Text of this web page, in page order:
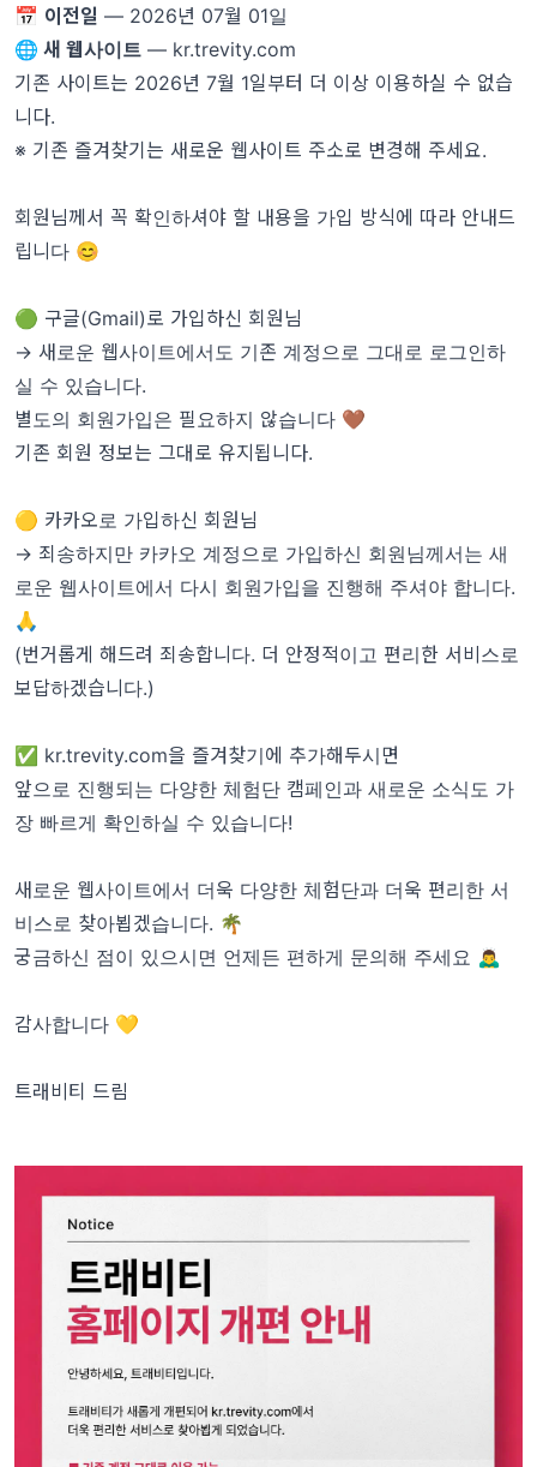
📅 이전일 — 2026년 07월 01일
🌐 새 웹사이트 — kr.trevity.com
기존 사이트는 2026년 7월 1일부터 더 이상 이용하실 수 없습
니다.
※ 기존 즐겨찾기는 새로운 웹사이트 주소로 변경해 주세요.
회원님께서 꼭 확인하셔야 할 내용을 가입 방식에 따라 안내드
립니다 😊
🟢 구글(Gmail)로 가입하신 회원님
→ 새로운 웹사이트에서도 기존 계정으로 그대로 로그인하
실 수 있습니다.
별도의 회원가입은 필요하지 않습니다 🤎
기존 회원 정보는 그대로 유지됩니다.
🟡 카카오로 가입하신 회원님
→ 죄송하지만 카카오 계정으로 가입하신 회원님께서는 새
로운 웹사이트에서 다시 회원가입을 진행해 주셔야 합니다.
🙏
(번거롭게 해드려 죄송합니다. 더 안정적이고 편리한 서비스로
보답하겠습니다.)
✅ kr.trevity.com을 즐겨찾기에 추가해두시면
앞으로 진행되는 다양한 체험단 캠페인과 새로운 소식도 가
장 빠르게 확인하실 수 있습니다!
새로운 웹사이트에서 더욱 다양한 체험단과 더욱 편리한 서
비스로 찾아뵙겠습니다. 🌴
궁금하신 점이 있으시면 언제든 편하게 문의해 주세요 🙇‍♂️
감사합니다 💛
트래비티 드림